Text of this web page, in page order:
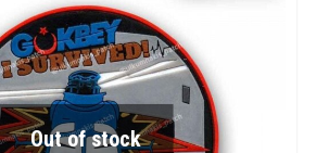
Out of stock